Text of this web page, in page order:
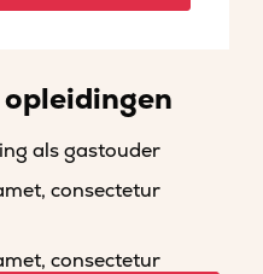
als gastouder
consectetur
consectetur